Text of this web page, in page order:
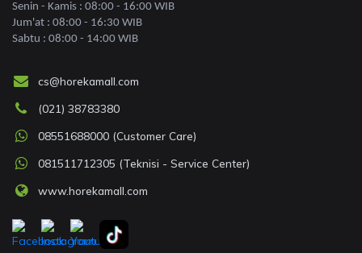
Senin - Kamis : 08:00 - 16:00 WIB
Jum'at : 08:00 - 16:30 WIB
Sabtu : 08:00 - 14:00 WIB
cs@horekamall.com
(021) 38783380
08551688000 (Customer Care)
081511712305 (Teknisi - Service Center)
www.horekamall.com